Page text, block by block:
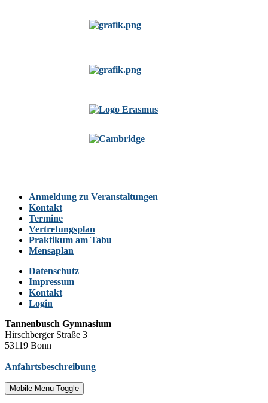
Anmeldung zu Veranstaltungen
Kontakt
Termine
Vertretungsplan
Praktikum am Tabu
Mensaplan
Datenschutz
Impressum
Kontakt
Login
Tannenbusch Gymnasium
Hirschberger Straße 3
53119 Bonn
Anfahrtsbeschreibung
Mobile Menu Toggle